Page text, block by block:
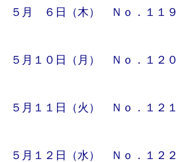
５月 ６日（木） Ｎｏ．１１９
５月１０日（月） Ｎｏ．１２０
５月１１日（火） Ｎｏ．１２１
５月１２日（水） Ｎｏ．１２２